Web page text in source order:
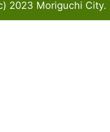
2023 Moriguchi City.